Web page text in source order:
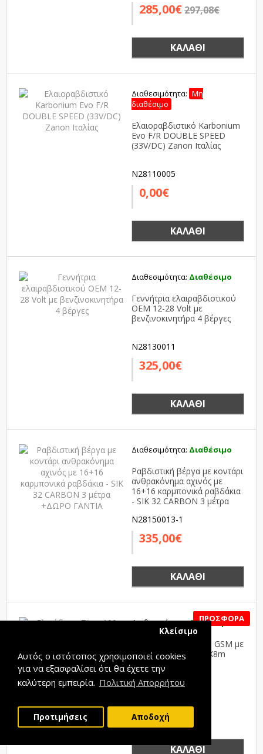
Αυτός ο ιστότοπος χρησιμοποιεί cookies
για να εξασφαλίσει ότι θα έχετε την
καλύτερη εμπειρία. Πολιτική Απορρήτου
Κλείσιμο
Προτιμήσεις Αποδοχή
285,00€297,08€
ΚΑΛΆΘΙ
Διαθεσιμότητα: Μη
διαθέσιμο
Ελαιοραβδιστικό Karbonium
Evo F/R DOUBLE SPEED
(33V/DC) Zanon Ιταλίας
N28110005
0,00€
ΚΑΛΆΘΙ
Διαθεσιμότητα: Διαθέσιμο
Γεννήτρια ελαιραβδιστικού
OEM 12-28 Volt με
βενζινοκινητήρα 4 βέργες
N28130011
325,00€
ΚΑΛΆΘΙ
Διαθεσιμότητα: Διαθέσιμο
Ραβδιστική βέργα με κοντάρι
ανθρακόνημα αχινός με
16+16 καρμπονικά ραβδάκια
- SIK 32 CARBON 3 μέτρα
N28150013-1
335,00€
ΚΑΛΆΘΙ
Διαθεσιμότητα:Διαθέσιμο
Ελαιόδιχτα Titan 100 GSM με
ενισχυμένη πλέξη 5X8m
N28115001
29,50€ 35,50€
ΚΑΛΆΘΙ